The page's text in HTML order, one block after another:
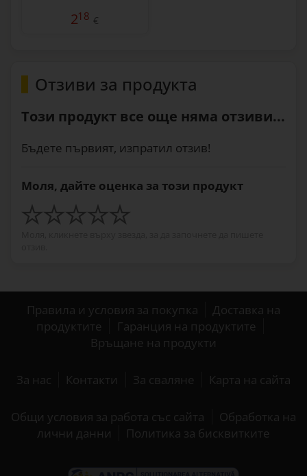
218 €
Отзиви за продукта
Този продукт все още няма отзиви...
Бъдете първият, изпратил отзив!
Моля, дайте оценка за този продукт
Правила и условия за покупка
Доставка на
продуктите
Гаранция на продуктите
Връщане на продукти
За нас Контакти За сваляне Карта на сайта
Общи условия за работа със сайта
Обработка на
лични данни
Политика за бисквитките